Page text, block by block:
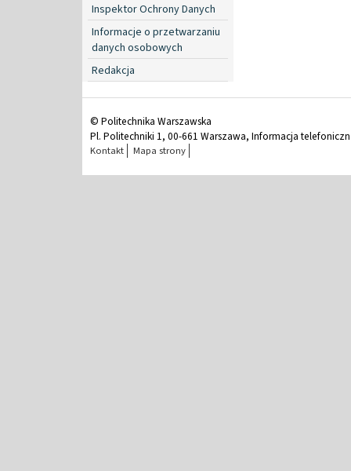
Inspektor Ochrony Danych
Informacje o przetwarzaniu
danych osobowych
Redakcja
© Politechnika Warszawska
Pl. Politechniki 1, 00-661 Warszawa, Informacja
Kontakt Mapa strony